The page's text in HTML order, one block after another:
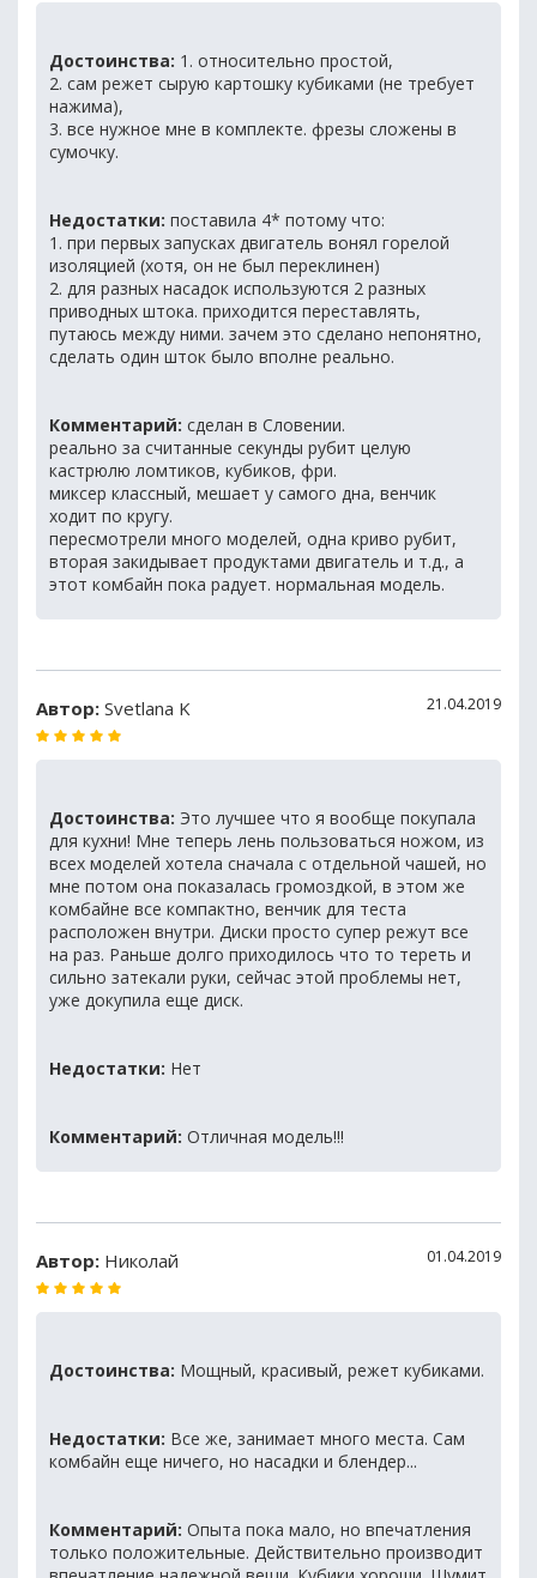
Достоинства: 1. относительно простой,
2. сам режет сырую картошку кубиками (не требует
нажима),
3. все нужное мне в комплекте. фрезы сложены в
сумочку.
Недостатки: поставила 4* потому что:
1. при первых запусках двигатель вонял горелой
изоляцией (хотя, он не был переклинен)
2. для разных насадок используются 2 разных
приводных штока. приходится переставлять,
путаюсь между ними. зачем это сделано непонятно,
сделать один шток было вполне реально.
Комментарий: сделан в Словении.
реально за считанные секунды рубит целую
кастрюлю ломтиков, кубиков, фри.
миксер классный, мешает у самого дна, венчик
ходит по кругу.
пересмотрели много моделей, одна криво рубит,
вторая закидывает продуктами двигатель и т.д., а
этот комбайн пока радует. нормальная модель.
Автор: Svetlana K 21.04.2019
Достоинства: Это лучшее что я вообще покупала
для кухни! Мне теперь лень пользоваться ножом, из
всех моделей хотела сначала с отдельной чашей, но
мне потом она показалась громоздкой, в этом же
комбайне все компактно, венчик для теста
расположен внутри. Диски просто супер режут все
на раз. Раньше долго приходилось что то тереть и
сильно затекали руки, сейчас этой проблемы нет,
уже докупила еще диск.
Недостатки: Нет
Комментарий: Отличная модель!!!
Автор: Николай 01.04.2019
Достоинства: Мощный, красивый, режет кубиками.
Недостатки: Все же, занимает много места. Сам
комбайн еще ничего, но насадки и блендер...
Комментарий: Опыта пока мало, но впечатления
только положительные. Действительно производит